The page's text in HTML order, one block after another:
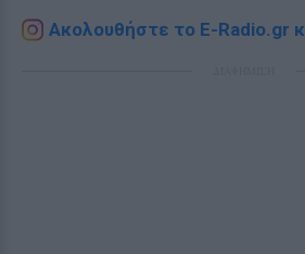
Ακολουθήστε το E-Radio.gr